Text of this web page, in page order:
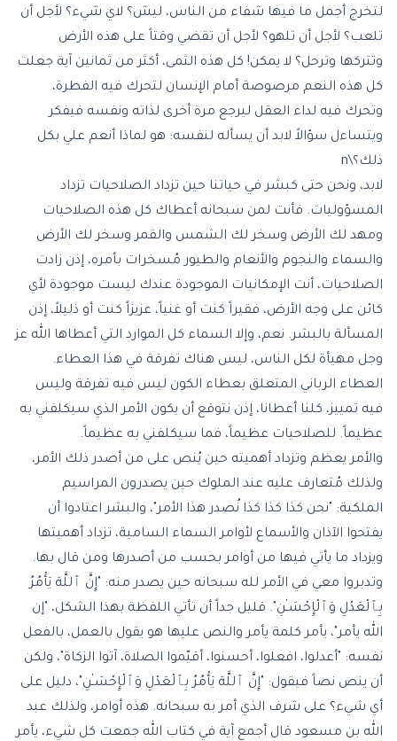
لتخرج أجمل ما فيها شفاء من الناس، ليش؟ لاي شيء؟ لأجل أن
تلعب؟ لأجل أن تلهو؟ لأجل أن تقضي وقتاً على هذه الأرض
وتتركها وترحل؟ لا يمكن! كل هذه الثمى، أكثر من ثمانين آية جعلت
كل هذه النعم مرصوصة أمام الإنسان لتحرك فيه الفطرة،
وتحرك فيه لداء العقل ليرجع مرة أخرى لذاته ونفسه فيفكر
ويتساءل سؤالاً لابد أن يسأله لنفسه: هو لماذا أنعم علي بكل
ذلك؟\n
لابد، ونحن حتى كبشر في حياتنا حين تزداد الصلاحيات تزداد
المسؤوليات. فأنت لمن سبحانه أعطاك كل هذه الصلاحيات
ومهد لك الأرض وسخر لك الشمس والقمر وسخر لك الأرض
والسماء والنجوم والأنعام والطيور مُسخرات بأمره، إذن زادت
الصلاحيات، أنت الإمكانيات الموجودة عندك ليست موجودة لأي
كائن على وجه الأرض، فقيراً كنت أو غنياً، عزيزاً كنت أو ذليلاً، إذن
المسألة بالبشر. نعم، وإلا السماء كل الموارد التي أعطاها الله عز
وجل مهيأة لكل الناس، ليس هناك تفرقة في هذا العطاء.
العطاء الرباني المتعلق بعطاء الكون ليس فيه تفرقة وليس
فيه تمييز، كلنا أعطانا، إذن نتوقع أن يكون الأمر الذي سيكلفني به
عظيماً. للصلاحيات عظيماً، فما سيكلفني به عظيماً.
والأمر يعظم وتزداد أهميته حين يُنص على من أصدر ذلك الأمر،
ولذلك مُتعارف عليه عند الملوك حين يصدرون المراسيم
الملكية: "نحن كذا كذا كذا نُصدر هذا الأمر"، والبشر اعتادوا أن
يفتحوا الآذان والأسماع لأوامر السماء السامية، تزداد أهميتها
ويزداد ما يأتي فيها من أوامر بحسب من أصدرها ومن قال بها.
وتدبروا معي في الأمر لله سبحانه حين يصدر منه: " إِنَّ ٱللَّهَ يَأْمُرُ
بِٱلْعَدْلِ وَٱلْإِحْسَـٰنِ ". قليل جداً أن تأتي اللفظة بهذا الشكل، "إن
الله يأمر"، يأمر كلمة يأمر والنص عليها هو يقول بالعمل، بالفعل
نفسه: "أعدلوا، افعلوا، أحسنوا، أقيّموا الصلاة، آتوا الزكاة"، ولكن
أن ينص نصاً فيقول: "إِنَّ ٱللَّهَ يَأْمُرُ بِٱلْعَدْلِ وَٱلْإِحْسَـٰنِ"، دليل على
أي شيء؟ على شرف الذي أمر به سبحانه. هذه أوامر، ولذلك عبد
الله بن مسعود قال أجمع آية في كتاب الله جمعت كل شيء، يأمر